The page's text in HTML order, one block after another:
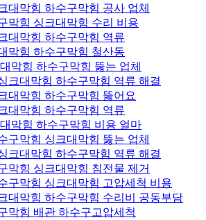
대막힘 하수구막힘 공사 업체
막힘 싱크대막힘 수리 비용
대막힘 하수구막힘 역류
막힘 하수구막힘 철산동
막힘 하수구막힘 뚫는 업체
크대막힘 하수구막힘 역류 해결
대막힘 하수구막힘 뚫어요
대막힘 하수구막힘 역류
막힘 하수구막힘 비용 얼마
구막힘 싱크대막힘 뚫는 업체
크대막힘 하수구막힘 역류 해결
막힘 싱크대막힘 침전물 제거
구막힘 싱크대막힘 고압세척 비용
대막힘 하수구막힘 수리비 공동부담
막힘 배관 하수구고압세척